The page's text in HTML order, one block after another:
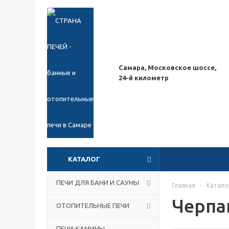
Самара, Московское шоссе,
24-й километр
КАТАЛОГ
ПЕЧИ ДЛЯ БАНИ И САУНЫ
ОТОПИТЕЛЬНЫЕ ПЕЧИ
Главная -